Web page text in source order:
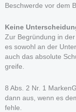
Beschwerde vor dem
Keine
Zur Begründung in
es sowohl an der
auch das absolute
greife.
8 Abs. 2 Nr. 1
dann aus, wenn es
fehle.